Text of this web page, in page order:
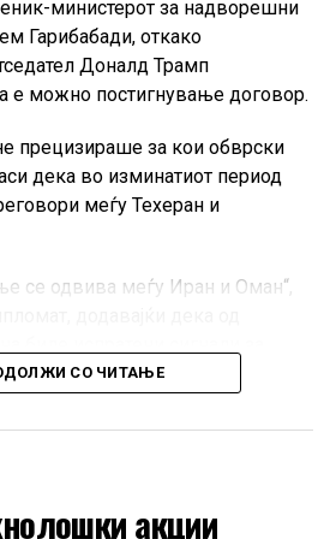
министерот за надворешни
Гарибабади, откако
Доналд Трамп
е можно постигнување договор.
прецизираше за кои обврски
дека во изминатиот период
меѓу Техеран и
се одвива меѓу Иран и Оман“,
договори.
се приближуваат кон
низ Ормутскиот Теснец.
координатите на
СО ЧИТАЊЕ
акции